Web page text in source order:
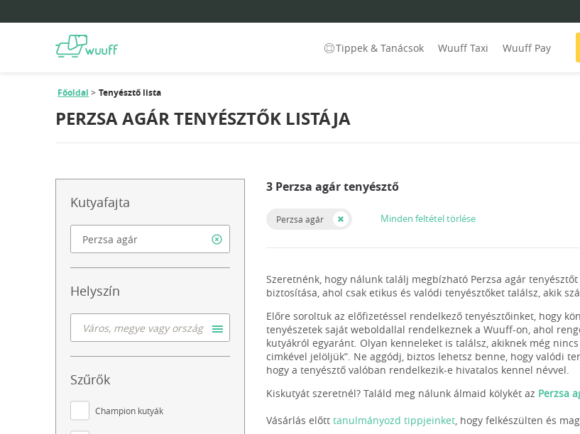
Tippek & Tanácsok Wuuff Taxi Wuuff Pay
Főoldal Tenyésztő lista
PERZSA AGÁR TENYÉSZTŐK LISTÁJA
Kutyafajta
Helyszín
Szűrők
Champion kutyák
3 Perzsa agár tenyésztő
Perzsa agár Minden feltétel törlése
Szeretnénk, hogy nálunk találj megbízható Perzsa agár
biztosítása, ahol csak etikus és valódi tenyésztőket találsz, akik
Előre soroltuk az előfizetéssel rendelkező tenyésztőinket, hogy
tenyészetek saját weboldallal rendelkeznek a Wuuff-on, ahol
kutyákról egyaránt. Olyan kenneleket is találsz, akiknek még
cimkével jelöljük”. Ne aggódj, biztos lehetsz benne, hogy valódi
hogy a tenyésztő valóban rendelkezik-e hivatalos kennel névvel.
Kiskutyát szeretnél? Találd meg nálunk álmaid kölykét az Perzsa
Vásárlás előtt tanulmányozd tippjeinket, hogy felkészülten és